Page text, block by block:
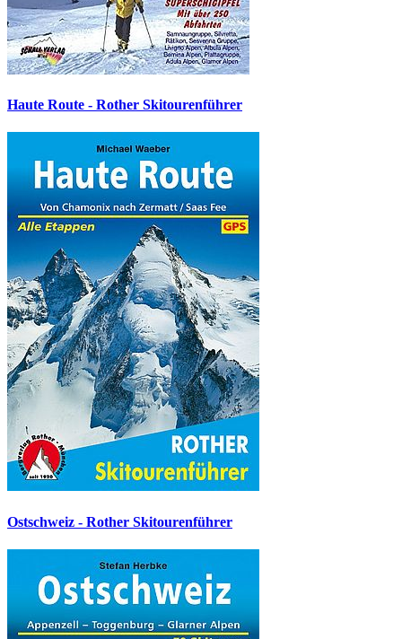
Haute Route - Rother Skitourenführer
Ostschweiz - Rother Skitourenführer